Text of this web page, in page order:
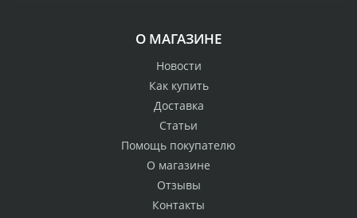
О МАГАЗИНЕ
Новости
Как купить
Доставка
Статьи
Помощь покупателю
О магазине
Отзывы
Контакты